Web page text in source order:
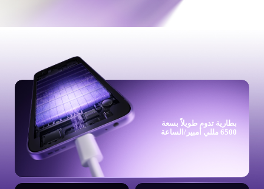
بطارية تدوم طويلاً بسعة
6500 مللي أمبير/الساعة